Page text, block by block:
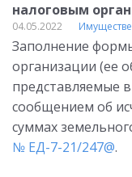
налоговым
04.05.2022
Заполнение
организации (ее
представляемые
сообщением об
суммах
№ ЕД-7-21/247@.